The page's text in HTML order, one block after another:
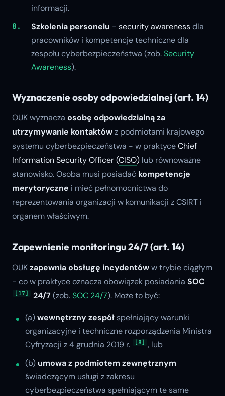
informacji.
Szkolenia personelu - security awarenessdla
pracowników i kompetencje techniczne dla
zespołu cyberbezpieczeństwa (zob.Security
Awareness).
Wyznaczenie osoby odpowiedzialnej (art. 14)
OUK wyznacza osobę odpowiedzialną za
utrzymywanie kontaktówz podmiotami krajowego
systemu cyberbezpieczeństwa - w praktyceChief
Information Security Officer (CISO) lub równoważne
stanowisko. Osoba musi posiadać kompetencje
merytoryczne i mieć pełnomocnictwa do
reprezentowania organizacji w komunikacji z CSIRT i
organem właściwym.
Zapewnienie monitoringu 24/7 (art. 14)
OUKzapewnia obsługę incydentóww trybie ciągłym
- co w praktyce oznacza obowiązek posiadania SOC
[17] 24/7(zob.SOC 24/7). Może to być:
(a)wewnętrzny zespół spełniający warunki
organizacyjne i techniczne rozporządzenia Ministra
Cyfryzacji z 4 grudnia 2019 r.
[8] , lub
(b) umowa z podmiotem zewnętrznym
świadczącym usługi z zakresu
cyberbezpieczeństwa spełniającym te same